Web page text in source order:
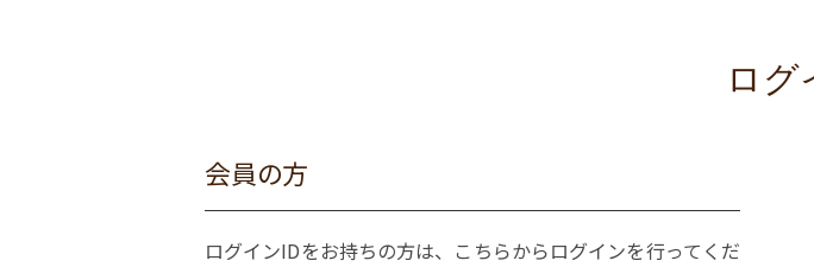
ログ
会員の方
ログインIDをお持ちの方は、こちらからログインを行ってくだ